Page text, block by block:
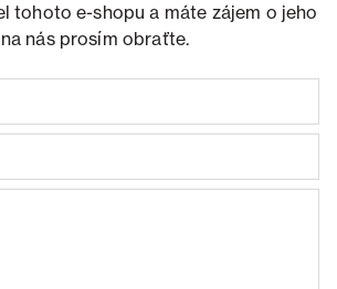
tohoto e-shopu a máte zájem o jeho
nás prosím obraťte.